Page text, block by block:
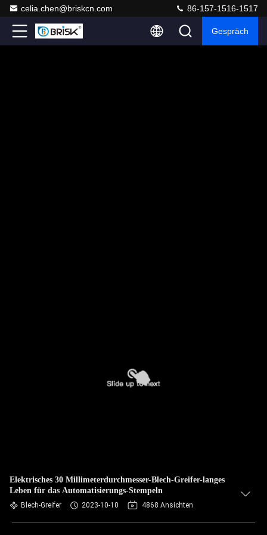
celia.chen@briskcn.com 86-157-1516-1517
Gespräch
Elektrisches 30 Millimeterdurchmesser-Blech-Greifer-langes
Leben für das Automatisierungs-Stempeln
Blech-Greifer 2023-10-10 4868 Ansichten